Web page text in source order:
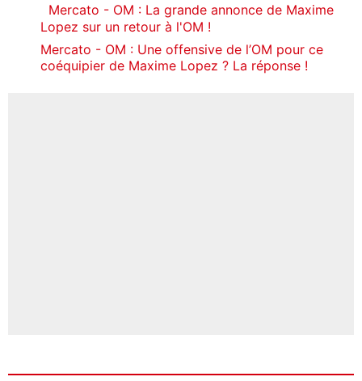
Mercato - OM : La grande annonce de Maxime
Lopez sur un retour à l'OM !
Mercato - OM : Une offensive de l’OM pour ce
coéquipier de Maxime Lopez ? La réponse !